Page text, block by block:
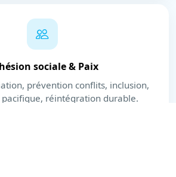
sociale & Paix
prévention conflits, inclusion,
réintégration durable.